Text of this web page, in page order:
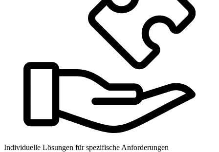
Individuelle Lösungen für spezifische Anforderungen